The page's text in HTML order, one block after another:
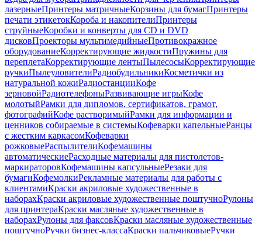
лазерныеПринтеры матричныеКорзины для бумагПринтеры
печати этикетокКороба и накопителиПринтеры
струйныеКоробки и конверты для CD и DVD
дисковПроекторы мультимедийныеПротивокражное
оборудованиеКорректирующие жидкостиПружины для
переплетаКорректирующие лентыПылесосыКорректирующие
ручкиПылеуловителиРадиобудильникиКосметички из
натуральной кожиРадиостанцииКофе
зерновойРадиотелефоныРазвивающие игрыКофе
молотыйРамки для дипломов, сертификатов, грамот,
фотографийКофе растворимыйРамки для информации и
ценников собираемые в системыКофеварки капельныеРанцы
с жестким каркасомКофеварки
рожковыеРаспылителиКофемашины
автоматическиеРасходные материалы для пистолетов-
маркираторовКофемашины капсульныеРезаки для
бумагиКофемолкиРекламные материалы для работы с
клиентамиКраски акриловые художественные в
наборахКраски акриловые художественные поштучноРулоны
для принтераКраски масляные художественные в
наборахРулоны для факсовКраски масляные художественные
поштучноРучки бизнес-классаКраски пальчиковыеРучки